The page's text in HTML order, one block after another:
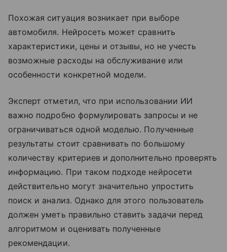
Похожая ситуация возникает при выборе
автомобиля. Нейросеть может сравнить
характеристики, цены и отзывы, но не учесть
возможные расходы на обслуживание или
особенности конкретной модели.
Эксперт отметил, что при использовании ИИ
важно подробно формулировать запросы и не
ограничиваться одной моделью. Полученные
результаты стоит сравнивать по большому
количеству критериев и дополнительно проверять
информацию. При таком подходе нейросети
действительно могут значительно упростить
поиск и анализ. Однако для этого пользователь
должен уметь правильно ставить задачи перед
алгоритмом и оценивать полученные
рекомендации.